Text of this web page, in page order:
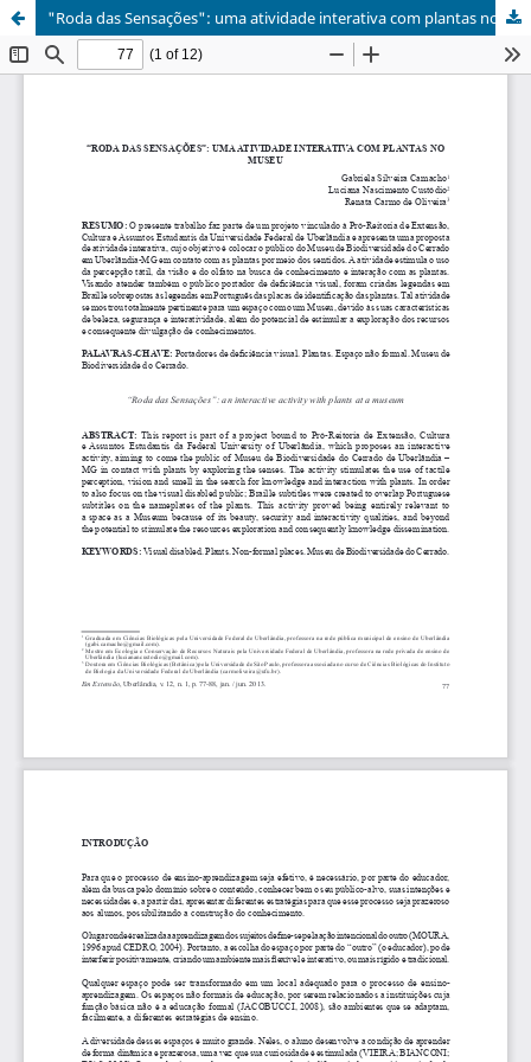
"Roda das Sensações": uma atividade interativa com plantas no museu